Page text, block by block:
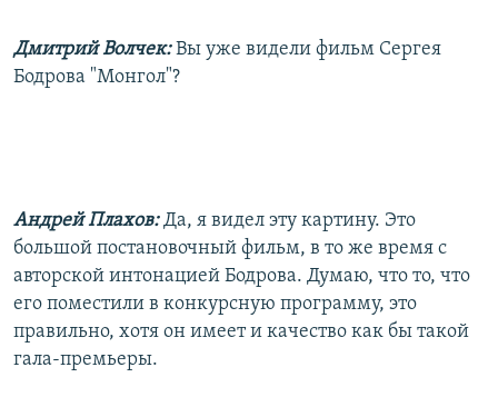
Дмитрий Волчек:Вы уже видели фильм Сергея
Бодрова "Монгол"?
Андрей Плахов: Да, я видел эту картину. Это
большой постановочный фильм, в то же время с
авторской интонацией Бодрова. Думаю, что то, что
его поместили в конкурсную программу, это
правильно, хотя он имеет и качество как бы такой
гала-премьеры.